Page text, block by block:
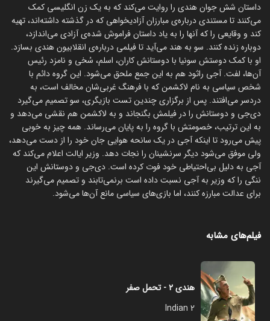
داستان شش جوان هندی را روایت می‌کند که به یک زن انگلیسی کمک
می‌کنند تا مستندی درباره‌ی مبارزان آزادیخواهی که در گذشته داشته‌اند، تهیه
کند و وقایعی را که آنها را به یاد داستان فراموش شده‌ی آزادی می‌اندازد،
دوباره زنده کنند. سو به هند می‌آید تا فیلمی درباره‌ی انقلابیون هندی بسازد.
او با کمک دوستش سونیا با دوستانش کاران، اسلم، سُخی و نامزد رئیس
آن‌ها، لفت. آجی راثود هم به این جمع ملحق می‌شود. این گروه دائم با
شخص سیاسی به نام لاکشمن که با فرهنگ غربی‌شان مخالف است، به
دردسر می‌افتند. پس از برگزاری چندین تست بازیگری، سو تصمیم می‌گیرد
دی‌جی و دوستانش را در فیلمش بگنجاند و به لاکشمن هم نقشی می‌دهد و
به این ترتیب، خصومتش با گروه را به پایان می‌رساند. همه چیز به خوبی
پیش می‌رود تا اینکه آجی در یک سانحه هوایی جان خود را از دست می‌دهد،
ولی موفق می‌شود دیگر سرنشینان را نجات دهد. وزیر ایالت اعلام می‌کند که
آجی به دلیل بی‌احتیاطی خود فوت کرده است. دی‌جی و دوستانش این
ننگی را که وزیر به آجی نسبت داده است برنمی‌تابند و تصمیم می‌گیرند
برای عدالت مبارزه کنند، اما بازی‌های سیاسی مانع آن‌ها می‌شود.
فیلم‌های مشابه
هندی‌ ۲ - تحمل صفر
Indian 2